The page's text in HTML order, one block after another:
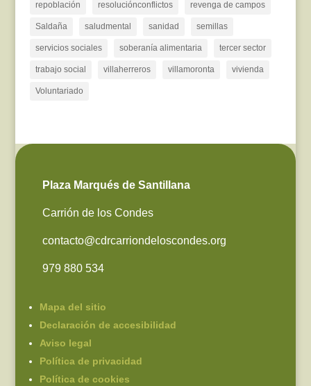
repoblación resoluciónconflictos revenga de campos
Saldaña saludmental sanidad semillas
servicios sociales soberanía alimentaria tercer sector
trabajo social villaherreros villamoronta vivienda
Voluntariado
Plaza Marqués de Santillana
Carrión de los Condes
contacto@cdrcarriondeloscondes.org
979 880 534
Mapa del sitio
Declaración de accesibilidad
Aviso legal
Política de privacidad
Política de cookies